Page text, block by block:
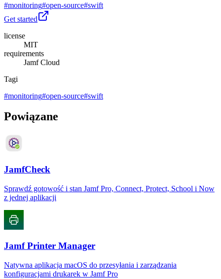
#monitoring#open-source#swift
Get started
license
MIT
requirements
Jamf Cloud
Tagi
#monitoring#open-source#swift
Powiązane
JamfCheck
Sprawdź gotowość i stan Jamf Pro, Connect, Protect, School i Now
z jednej aplikacji
Jamf Printer Manager
Natywna aplikacja macOS do przesyłania i zarządzania
konfiguracjami drukarek w Jamf Pro